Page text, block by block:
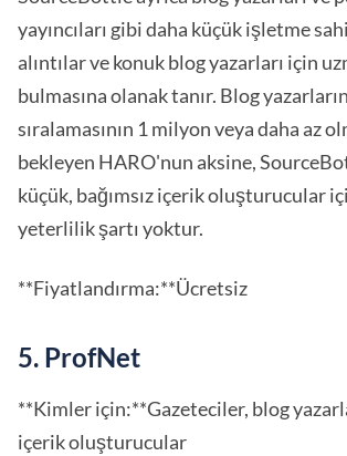
yayıncıları gibi daha küçük işletme
alıntılar ve konuk blog yazarları için
bulmasına olanak tanır. Blog
sıralamasının 1 milyon veya daha az
bekleyen HARO'nun aksine,
küçük, bağımsız içerik oluşturucular
yeterlilik şartı yoktur.
**Fiyatlandırma:**Ücretsiz
5. ProfNet
**Kimler için:**Gazeteciler, blog
içerik oluşturucular